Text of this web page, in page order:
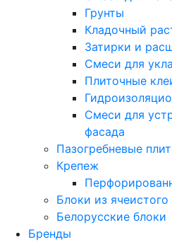
Грунты
Кладочный
Затирки и
Смеси для
Плиточные
Смеси для
фасада
Пазогребневые
Крепеж
Блоки из ячеистого
Белорусские блоки
Бренды